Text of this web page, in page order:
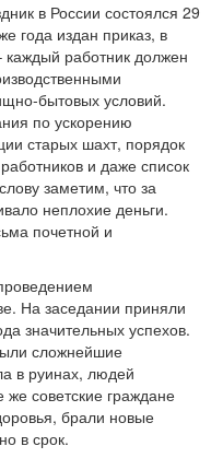
в России состоялся 29
года издан приказ, в
каждый работник должен
бытовых условий.
по ускорению
старых шахт, порядок
и даже список
заметим, что за
неплохие деньги.
почетной и
На заседании приняли
значительных успехов.
сложнейшие
в руинах, людей
же советские граждане
брали новые
в срок.